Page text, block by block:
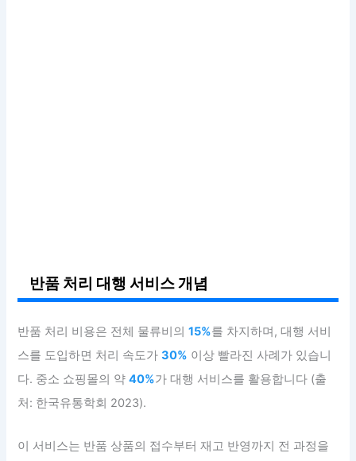
반품 처리 대행 서비스 개념
반품 처리 비용은 전체 물류비의15%를 차지하며, 대행 서비
스를 도입하면 처리 속도가30% 이상 빨라진 사례가 있습니
다. 중소 쇼핑몰의 약40%가 대행 서비스를 활용합니다 (출
처: 한국유통학회 2023).
이 서비스는 반품 상품의 접수부터 재고 반영까지 전 과정을